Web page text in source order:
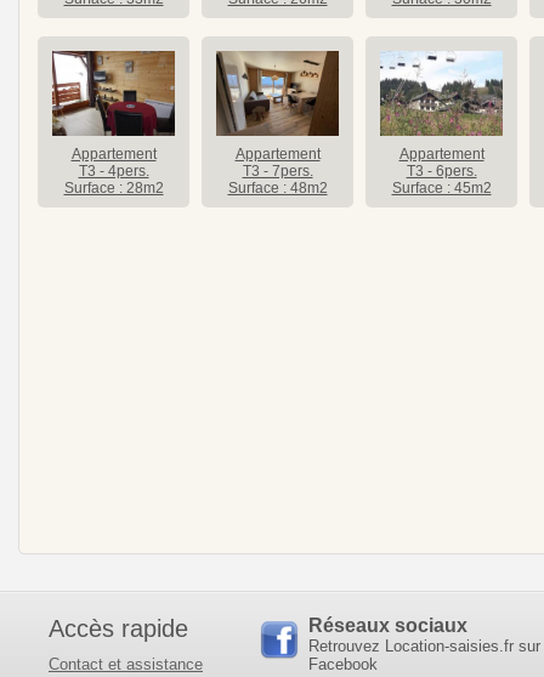
Appartement
T3 - 4pers.
Surface : 28m2
Appartement
T3 - 7pers.
Surface : 48m2
Appartement
T3 - 6pers.
Surface : 45m2
Accès rapide
Contact et assistance
Réseaux sociaux
Retrouvez Location-saisies.fr sur
Facebook